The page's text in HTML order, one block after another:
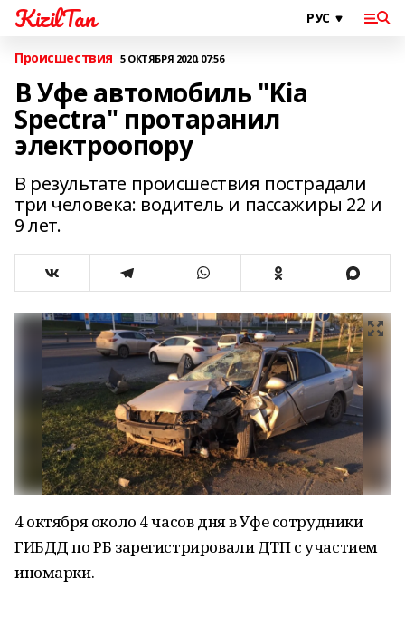
KizilTan
Происшествия 5 ОКТЯБРЯ 2020, 07:56
В Уфе автомобиль "Kia
Spectra" протаранил
электроопору
В результате происшествия пострадали
три человека: водитель и пассажиры 22 и
9 лет.
4 октября около 4 часов дня в Уфе сотрудники
ГИБДД по РБ зарегистрировали ДТП с участием
иномарки.